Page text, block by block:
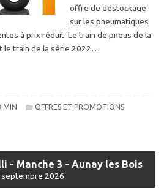
offre de déstockage
sur les pneumatiques
à prix réduit. Le train de pneus de la
le train de la série 2022…
MIN OFFRES ET PROMOTIONS
- Manche 3 - Aunay les Bois
septembre 2026